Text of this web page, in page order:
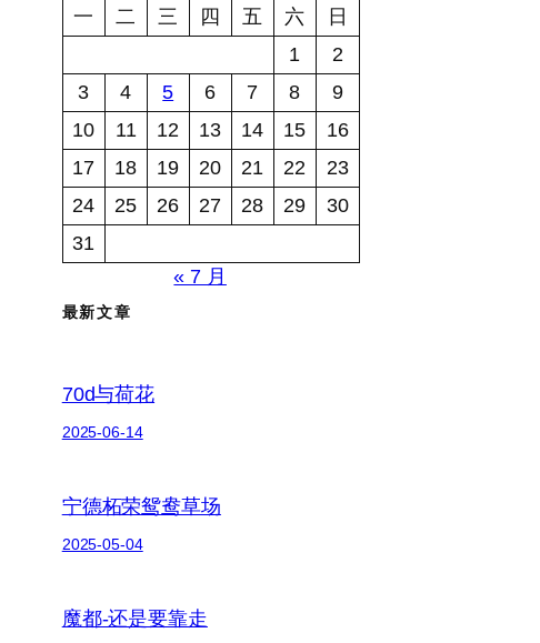
一
二 三 四 五 六
日
1
2
3
4 5 6 7 8
9
10
11 12 13 14 15
16
17
18 19 20 21 22
23
24
25 26 27 28 29
30
31
« 7 月
最新文章
70d与荷花
2025-06-14
宁德柘荣鸳鸯草场
2025-05-04
魔都-还是要靠走